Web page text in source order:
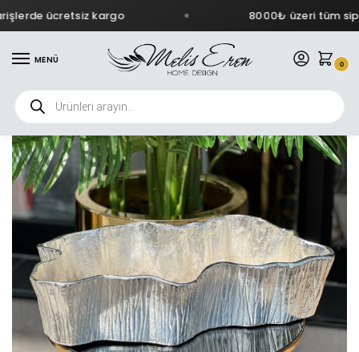
ücretsiz kargo 8000₺ üzeri tüm
MENÜ 0